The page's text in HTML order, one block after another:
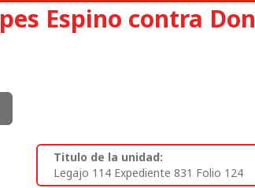
Espino contra Don
Titulo de la unidad:
Legajo 114 Expediente 831 Folio 124